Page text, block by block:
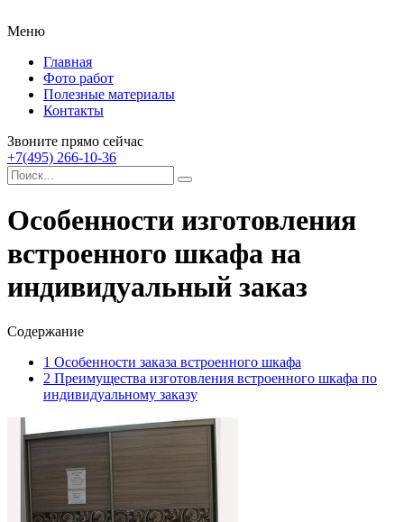
Меню
Главная
Фото работ
Полезные материалы
Контакты
Звоните прямо сейчас
+7(495) 266-10-36
Особенности изготовления
встроенного шкафа на
индивидуальный заказ
Содержание
1 Особенности заказа встроенного шкафа
2 Преимущества изготовления встроенного шкафа по
индивидуальному заказу